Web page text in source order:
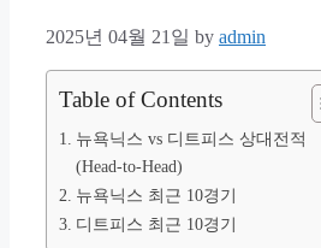
2025년 04월 21일 by admin
Table of Contents
뉴욕닉스 vs 디트피스 상대전적
(Head-to-Head)
뉴욕닉스 최근 10경기
디트피스 최근 10경기